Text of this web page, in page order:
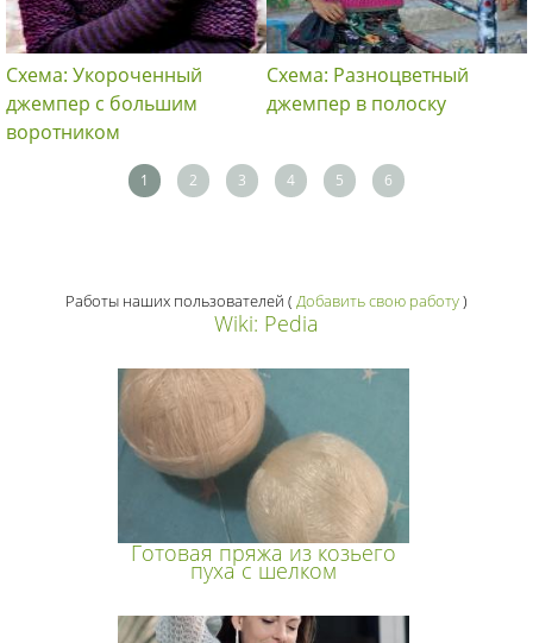
Схема: Укороченный
джемпер с большим
воротником
Схема: Разноцветный
джемпер в полоску
1 2 3 4 5 6
Работы наших пользователей ( Добавить свою работу)
Wiki: Pedia
Готовая пряжа из козьего
пуха с шелком